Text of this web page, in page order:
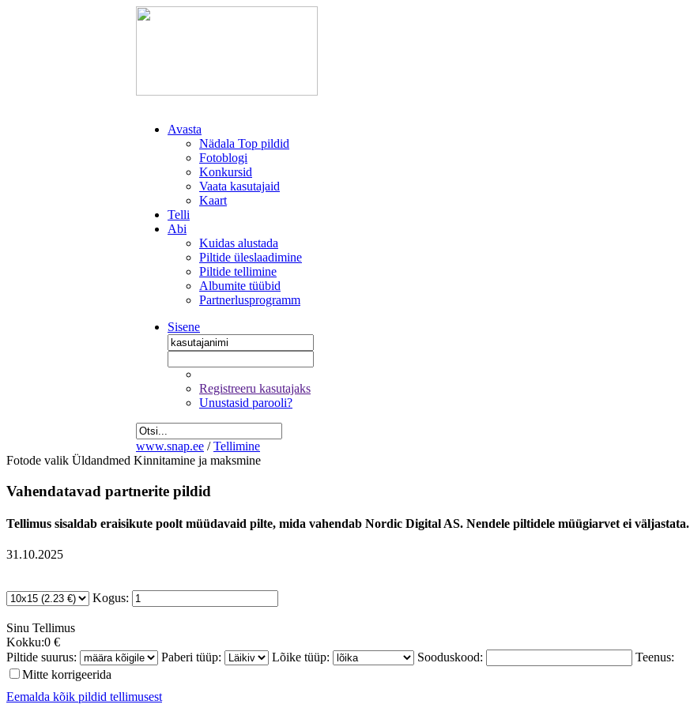
Avasta
Nädala Top pildid
Fotoblogi
Konkursid
Vaata kasutajaid
Kaart
Telli
Abi
Kuidas alustada
Piltide üleslaadimine
Piltide tellimine
Albumite tüübid
Partnerlusprogramm
Sisene
Registreeru kasutajaks
Unustasid parooli?
www.snap.ee / Tellimine
Fotode valik Üldandmed Kinnitamine ja maksmine
Vahendatavad partnerite pildid
Tellimus sisaldab eraisikute poolt müüdavaid pilte, mida vahendab Nordic Digital AS. Nendele piltidele müügiarvet ei väljastata.
31.10.2025
Kogus:
Sinu Tellimus
Kokku:0 €
Piltide suurus:
Paberi tüüp: Lõike tüüp: Sooduskood:
Teenus:
Mitte korrigeerida
Eemalda kõik pildid tellimusest